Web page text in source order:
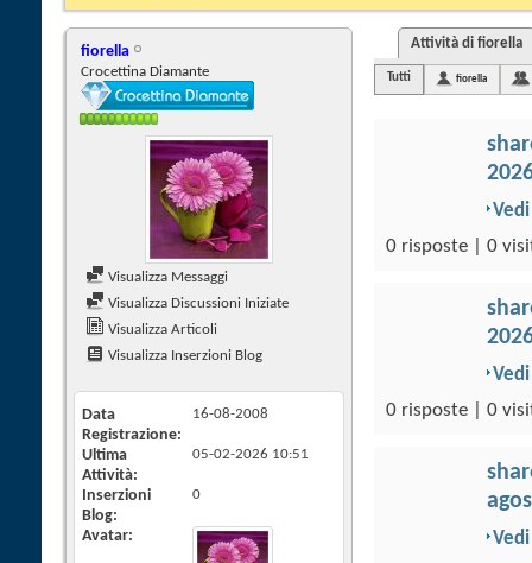
fiorella
Crocettina Diamante
Visualizza Messaggi
Visualizza Discussioni Iniziate
Visualizza Articoli
Visualizza Inserzioni Blog
Data
Registrazione
16-08-2008
Ultima
Attività
05-02-2026 10:51
Inserzioni
Blog
0
Avatar
Attività di fiorella
Tutti fiorella
0 risposte | 0
0 risposte | 0